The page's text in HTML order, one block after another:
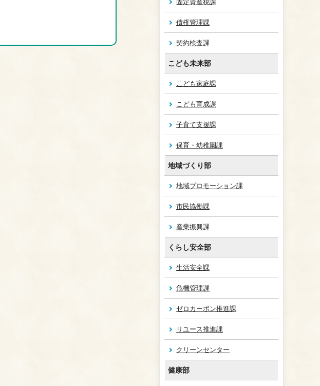
固定資産税課
債権管理課
契約検査課
こども未来部
こども家庭課
こども育成課
子育て支援課
保育・幼稚園課
地域づくり部
地域プロモーション課
市民協働課
産業振興課
くらし安全部
生活安全課
危機管理課
ゼロカーボン推進課
リユース推進課
クリーンセンター
健康部